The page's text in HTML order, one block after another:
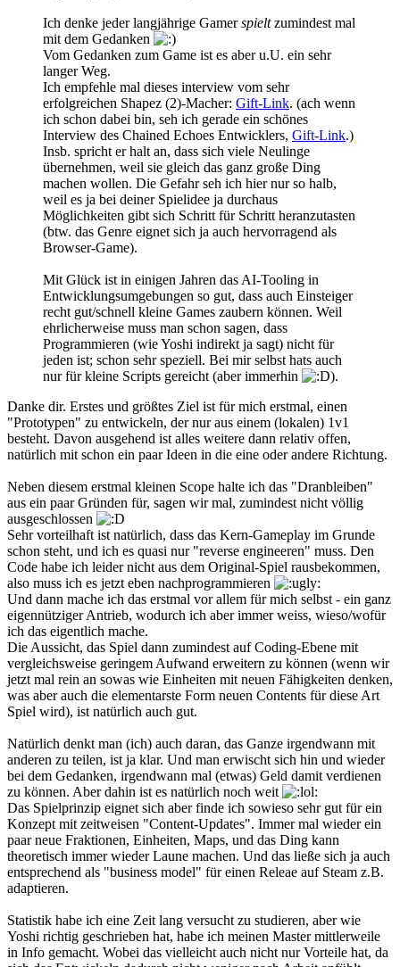
Ich denke jeder langjährige Gamerspieltzumindest mal
mit dem Gedanken
Vom Gedanken zum Game ist es aber u.U. ein sehr
langer Weg.
Ich empfehle mal dieses interview vom sehr
erfolgreichen Shapez (2)-Macher: Gift-Link. (ach wenn
ich schon dabei bin, seh ich gerade ein schönes
Interview des Chained Echoes Entwicklers, Gift-Link.)
Insb. spricht er halt an, dass sich viele Neulinge
übernehmen, weil sie gleich das ganz große Ding
machen wollen. Die Gefahr seh ich hier nur so halb,
weil es ja bei deiner Spielidee ja durchaus
Möglichkeiten gibt sich Schritt für Schritt heranzutasten
(btw. das Genre eignet sich ja auch hervorragend als
Browser-Game).
Mit Glück ist in einigen Jahren das AI-Tooling in
Entwicklungsumgebungen so gut, dass auch Einsteiger
recht gut/schnell kleine Games zaubern können. Weil
ehrlicherweise muss man schon sagen, dass
Programmieren (wie Yoshi indirekt ja sagt) nicht für
jeden ist; schon sehr speziell. Bei mir selbst hats auch
nur für kleine Scripts gereicht (aber immerhin
).
Danke dir. Erstes und größtes Ziel ist für mich erstmal, einen
"Prototypen" zu entwickeln, der nur aus einem (lokalen) 1v1
besteht. Davon ausgehend ist alles weitere dann relativ offen,
natürlich mit schon ein paar Ideen in die eine oder andere Richtung.
Neben diesem erstmal kleinen Scope halte ich das "Dranbleiben"
aus ein paar Gründen für, sagen wir mal, zumindest nicht völlig
ausgeschlossen
Sehr vorteilhaft ist natürlich, dass das Kern-Gameplay im Grunde
schon steht, und ich es quasi nur "reverse engineeren" muss. Den
Code habe ich leider nicht aus dem Original-Spiel rausbekommen,
also muss ich es jetzt eben nachprogrammieren
Und dann mache ich das erstmal vor allem für mich selbst - ein ganz
eigennütziger Antrieb, wodurch ich aber immer weiss, wieso/wofür
ich das eigentlich mache.
Die Aussicht, das Spiel dann zumindest auf Coding-Ebene mit
vergleichsweise geringem Aufwand erweitern zu können (wenn wir
jetzt mal rein an sowas wie Einheiten mit neuen Fähigkeiten denken,
was aber auch die elementarste Form neuen Contents für diese Art
Spiel wird), ist natürlich auch gut.
Natürlich denkt man (ich) auch daran, das Ganze irgendwann mit
anderen zu teilen, ist ja klar. Und man erwischt sich hin und wieder
bei dem Gedanken, irgendwann mal (etwas) Geld damit verdienen
zu können. Aber dahin ist es natürlich noch weit
Das Spielprinzip eignet sich aber finde ich sowieso sehr gut für ein
Konzept mit zeitweisen "Content-Updates". Immer mal wieder ein
paar neue Fraktionen, Einheiten, Maps, und das Ding kann
theoretisch immer wieder Laune machen. Und das ließe sich ja auch
entsprechend als "business model" für einen Releae auf Steam z.B.
adaptieren.
Statistik habe ich eine Zeit lang versucht zu studieren, aber wie
Yoshi richtig geschrieben hat, habe ich meinen Master mittlerweile
in Info gemacht. Wobei das vielleicht auch nicht nur Vorteile hat, da